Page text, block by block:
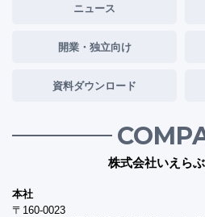
ニュース
開業・独立向け
資料ダウンロード
株式会社いえら
本社
〒160-0023